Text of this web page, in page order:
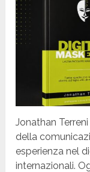
Jonathan
della
esperienza nel
internazionali.